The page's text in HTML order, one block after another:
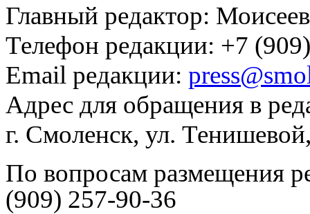
Главный редактор:
Телефон редакции: +7
Email редакции:
Адрес для обращения в
г. Смоленск, ул.
По вопросам размещения
(909) 257-90-36